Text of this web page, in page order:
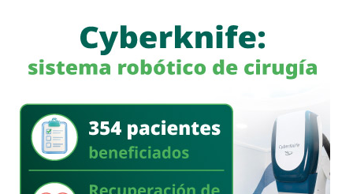
propósito de prevenir incidentes y salvaguardar la
integridad de las familias de Villa de Pozos.
Fenapo 2026